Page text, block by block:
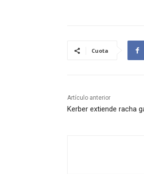
Cuota
Artículo anterior
Kerber extiende racha